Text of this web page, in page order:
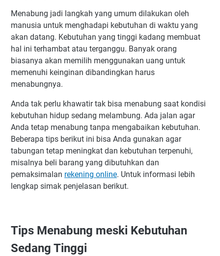
Menabung jadi langkah yang umum dilakukan oleh
manusia untuk menghadapi kebutuhan di waktu yang
akan datang. Kebutuhan yang tinggi kadang membuat
hal ini terhambat atau terganggu. Banyak orang
biasanya akan memilih menggunakan uang untuk
memenuhi keinginan dibandingkan harus
menabungnya.
Anda tak perlu khawatir tak bisa menabung saat kondisi
kebutuhan hidup sedang melambung. Ada jalan agar
Anda tetap menabung tanpa mengabaikan kebutuhan.
Beberapa tips berikut ini bisa Anda gunakan agar
tabungan tetap meningkat dan kebutuhan terpenuhi,
misalnya beli barang yang dibutuhkan dan
pemaksimalan rekening online. Untuk informasi lebih
lengkap simak penjelasan berikut.
Tips Menabung meski Kebutuhan
Sedang Tinggi